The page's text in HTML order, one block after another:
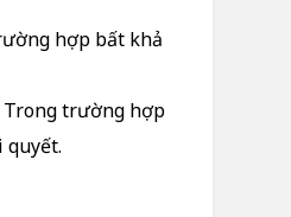
hợp bất khả
Trong trường hợp
quyết.